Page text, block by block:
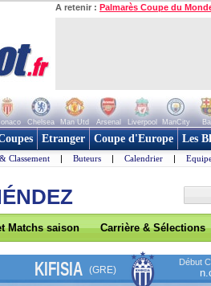
A retenir : Palmarès Coupe du
Chelsea Man Utd Arsenal Liverpool ManCity
Etranger Coupe d'Europe Les
Classement | Buteurs | Calendrier |
Matchs saison Carrière & Sélections
KIFISIA (GRE)
Début